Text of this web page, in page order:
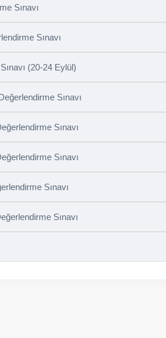
Sınavı
Sınavı
(20-24 Eylül)
Sınavı
Sınavı
Sınavı
Sınavı
Sınavı